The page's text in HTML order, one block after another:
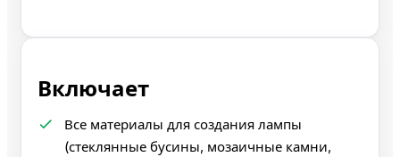
Включает
Все материалы для создания лампы
(стеклянные бусины, мозаичные камни,